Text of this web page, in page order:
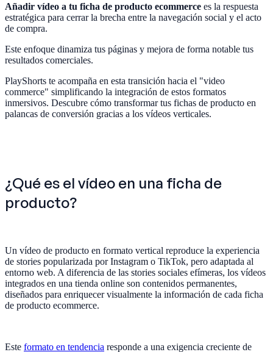
Añadir vídeo a tu ficha de producto ecommerce es la respuesta
estratégica para cerrar la brecha entre la navegación social y el acto
de compra.
Este enfoque dinamiza tus páginas y mejora de forma notable tus
resultados comerciales.
PlayShorts te acompaña en esta transición hacia el "video
commerce" simplificando la integración de estos formatos
inmersivos. Descubre cómo transformar tus fichas de producto en
palancas de conversión gracias a los vídeos verticales.
¿Qué es el vídeo en una ficha de
producto?
Un vídeo de producto en formato vertical reproduce la experiencia
de stories popularizada por Instagram o TikTok, pero adaptada al
entorno web. A diferencia de las stories sociales efímeras, los vídeos
integrados en una tienda online son contenidos permanentes,
diseñados para enriquecer visualmente la información de cada ficha
de producto ecommerce.
Este formato en tendencia responde a una exigencia creciente de